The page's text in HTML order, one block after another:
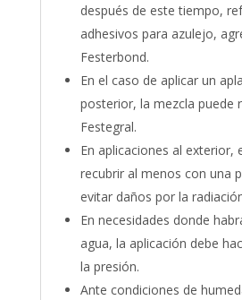
después de este tiempo,
adhesivos para azulejo,
Festerbond.
En el caso de aplicar un
posterior, la mezcla puede
Festegral.
En aplicaciones al exterior,
recubrir al menos con una
evitar daños por la
En necesidades donde
agua, la aplicación debe
la presión.
Ante condiciones de